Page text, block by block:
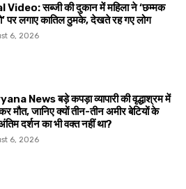
Video: सब्जी की दुकान में महिला ने ‘छम्मक
पर लगाए कातिल ठुमके, देखते रह गए लोग
6, 2026
News बड़े कपड़ा व्यापारी की वृद्धाश्रम में
मौत, जानिए क्यों तीन-तीन अमीर बेटियों के
दर्शन का भी वक्त नहीं था?
6, 2026